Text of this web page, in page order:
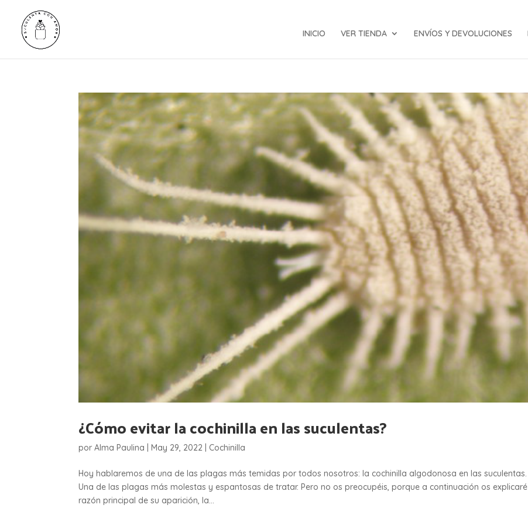
INICIO VER TIENDA ENVÍOS Y DEVOLUCIONES
¿Cómo evitar la cochinilla en las suculentas?
porAlma Paulina |May 29, 2022 Cochinilla
Hoy hablaremos de una de las plagas más temidas por todos nosotros: la cochinilla algodonosa en las suculentas.
Una de las plagas más molestas y espantosas de tratar. Pero no os preocupéis, porque a continuación os
razón principal de su aparición, la...